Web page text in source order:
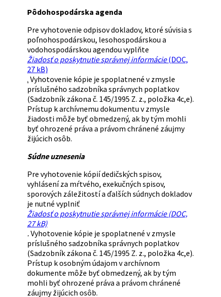
Pôdohospodárska agenda
Pre vyhotovenie odpisov dokladov, ktoré súvisia s
poľnohospodárskou, lesohospodárskou a
vodohospodárskou agendou vyplňte
Žiadosť o poskytnutie správnej informácie(DOC,
27 kB)
. Vyhotovenie kópie je spoplatnené v zmysle
príslušného sadzobníka správnych poplatkov
(Sadzobník zákona č. 145/1995 Z. z., položka 4c,e).
Prístup k archívnemu dokumentu v zmysle
žiadosti môže byť obmedzený, ak by tým mohli
byť ohrozené práva a právom chránené záujmy
žijúcich osôb.
Súdne uznesenia
Pre vyhotovenie kópií dedičských spisov,
vyhlásení za mŕtvého, exekučných spisov,
sporových záležitostí a ďalších súdnych dokladov
je nutné vyplniť
Žiadosť o poskytnutie správnej informácie (DOC,
27 kB)
. Vyhotovenie kópie je spoplatnené v zmysle
príslušného sadzobníka správnych poplatkov
(Sadzobník zákona č. 145/1995 Z. z., položka 4c,e).
Prístup k osobným údajom v archívnom
dokumente môže byť obmedzený, ak by tým
mohli byť ohrozené práva a právom chránené
záujmy žijúcich osôb.